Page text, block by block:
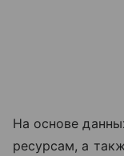
На основе
ресурсам, а